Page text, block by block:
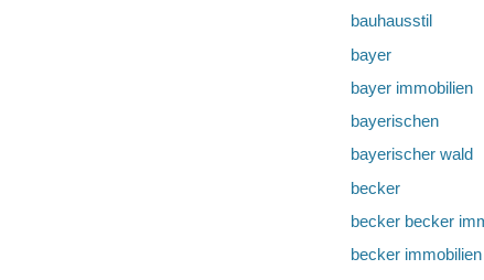
bauhausstil
bayer
bayer immobilien
bayerischen
bayerischer wald
becker
becker becker
becker immobilien